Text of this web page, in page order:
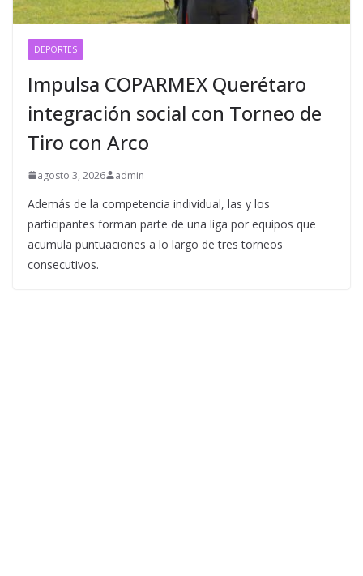
DEPORTES
Impulsa COPARMEX Querétaro
integración social con Torneo de
Tiro con Arco
agosto 3, 2026 admin
Además de la competencia individual, las y los
participantes forman parte de una liga por equipos que
acumula puntuaciones a lo largo de tres torneos
consecutivos.